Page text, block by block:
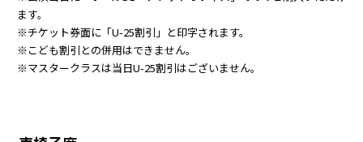
ます。
※チケット券面に「U-25割引」と印字されます。
※こども割引との併用はできません。
※マスタークラスは当日U-25割引はございません。